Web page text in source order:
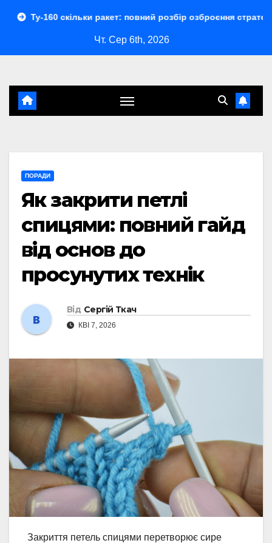
ракет: повний розбір озброєння стратегічного
Чт. Сер 6th, 2026
ПОРАДИ
Як закрити петлі
спицями: повний гайд
від основ до
просунутих технік
Від Сергій Ткач
КВІ 7, 2026
Закриття петель спицями перетворює сире